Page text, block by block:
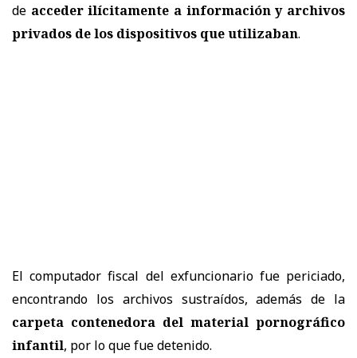
de acceder ilícitamente a información y archivos
privados de los dispositivos que utilizaban.
El computador fiscal del exfuncionario fue periciado,
encontrando los archivos sustraídos, además de la
carpeta contenedora del material pornográfico
infantil, por lo que fue detenido.